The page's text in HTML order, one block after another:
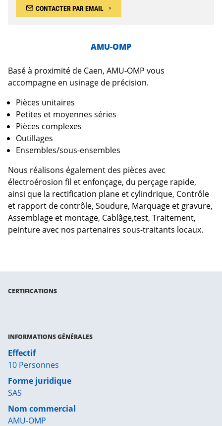
CONTACTER PAR EMAIL
AMU-OMP
Basé à proximité de Caen, AMU-OMP vous
accompagne en usinage de précision.
Pièces unitaires
Petites et moyennes séries
Pièces complexes
Outillages
Ensembles/sous-ensembles
Nous réalisons également des pièces avec
électroérosion fil et enfonçage, du perçage rapide,
ainsi que la rectification plane et cylindrique, Contrôle
et rapport de contrôle, Soudure, Marquage et gravure,
Assemblage et montage, Cablâge,test, Traitement,
peinture avec nos partenaires sous-traitants locaux.
CERTIFICATIONS
INFORMATIONS GÉNÉRALES
Effectif
10 Personnes
Forme juridique
SAS
Nom commercial
AMU-OMP